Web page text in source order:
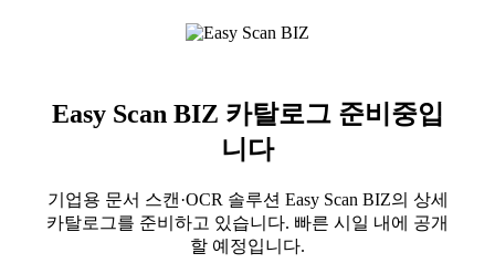
Easy Scan BIZ 카탈로그 준비중입
니다
기업용 문서 스캔·OCR 솔루션 Easy Scan BIZ의 상세
카탈로그를 준비하고 있습니다. 빠른 시일 내에 공개
할 예정입니다.